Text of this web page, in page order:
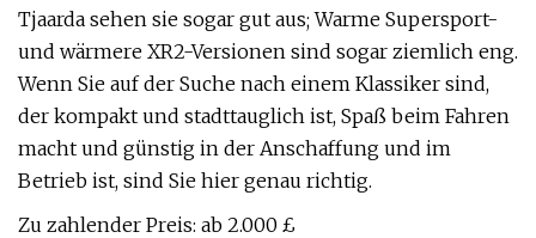
Tjaarda sehen sie sogar gut aus; Warme Supersport-
und wärmere XR2-Versionen sind sogar ziemlich eng.
Wenn Sie auf der Suche nach einem Klassiker sind,
der kompakt und stadttauglich ist, Spaß beim Fahren
macht und günstig in der Anschaffung und im
Betrieb ist, sind Sie hier genau richtig.
Zu zahlender Preis: ab 2.000 £